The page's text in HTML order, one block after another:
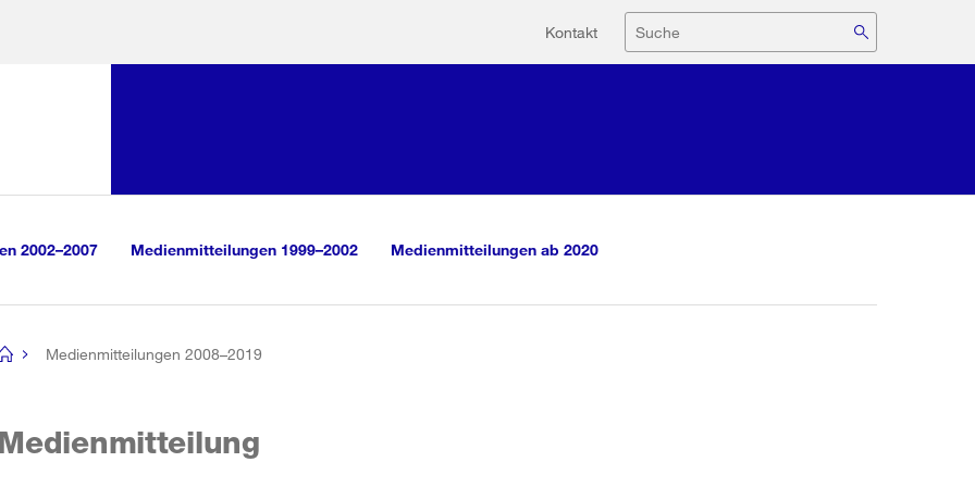
Hilfsnavigation
Kontakt Suche
2002–2007 Medienmitteilungen 1999–2002 Medienmitteilungen ab 2020
Medienmitteilungen 2008–2019